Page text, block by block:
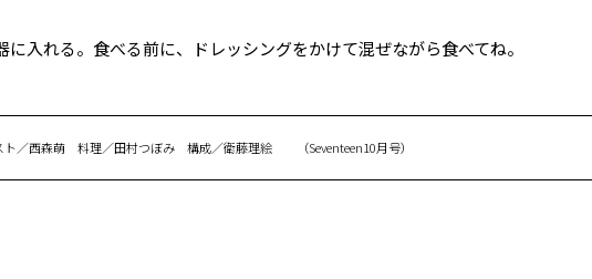
入れる。食べる前に、ドレッシングをかけて混ぜながら食べてね。
／西森萌 料理／田村つぼみ 構成／衛藤理絵 （Seventeen10月号）